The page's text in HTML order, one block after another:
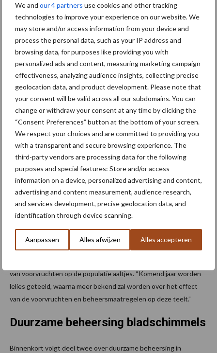
We and our 4 partners use cookies and other tracking
technologies to improve your experience on our website. We
may store and/or access information from your device and
process the personal data, such as your IP address and
browsing data, for purposes like providing you with
personalized ads and content, measuring marketing campaign
effectiveness, analyzing audience insights, collecting precise
geolocation data, and product development. Please note that
your consent will be valid across all our subdomains. You can
change or withdraw your consent at any time by clicking the
“Consent Preferences” button at the bottom of your screen.
We respect your choices and are committed to providing you
with a transparent and secure browsing experience. The
third-party vendors are processing data for the following
purposes and special features: Store and/or access
information on a device, personalized advertising and content,
advertising and content measurement, audience research,
and services development, precise geolocation data, and
identification through device scanning.
Aanpassen Alles afwijzen Alles accepteren
anemones in de lelieteelt. De eerste proef startte in 2023 waar
geëxperimenteerd werd met een diversiteit aan
groenbemesters. Tijdens de proef bleef één perceel braak liggen.
Daarnaast werden verschillende groenbemesters getest,
namelijk: tagetes, een kort geteelde grasgroenbemester en een
lang geteelde grasgroenbemester. In 2024 zijn verschillende
gewassen overdwars geteeld, zoals suikerbieten, aardappelen,
maïs, wortelen, granen en groenbemesters. Zo onderzocht
Vertify samen met WUR welk effect gewassen en
groenbemesters hebben op de aaltjespopulatie.
Beheersmaatregelen in lelies en uien
In de tweede proef zijn beheersmaatregelen onderzocht in lelies
en uien om de aaltjespopulatie te drukken op de percelen uit
proef één. Dit betreft zowel chemische bestrijding als groene
zaaimoment en alternatieve bemestingsstrategieën, zoals vroeg-
of laat vrijkomende meststoffen. Hiermee is onderzocht wat het
van voorvruchten op de populatie aaltjes. “Komend jaar worden
lelies geteeld, waarna meer bekend zal worden over het effect
van de voorvruchten en beheersmaatregelen op deze teelt.”
Duurzame beheersing bladschimmels
Binnenkort volgt deel twee over duurzame beheersing in